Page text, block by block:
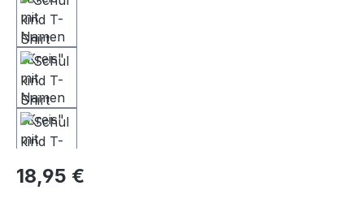
Regulärer Preis:
18,95 €